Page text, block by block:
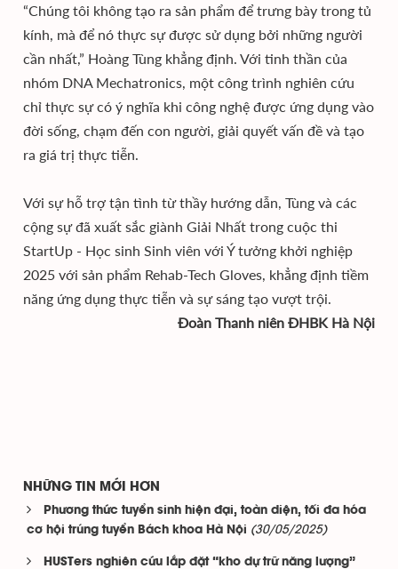
“Chúng tôi không tạo ra sản phẩm để trưng bày trong tủ
kính, mà để nó thực sự được sử dụng bởi những người
cần nhất,” Hoàng Tùng khẳng định. Với tinh thần của
nhóm DNA Mechatronics, một công trình nghiên cứu
chỉ thực sự có ý nghĩa khi công nghệ được ứng dụng vào
đời sống, chạm đến con người, giải quyết vấn đề và tạo
ra giá trị thực tiễn.
Với sự hỗ trợ tận tình từ thầy hướng dẫn, Tùng và các
cộng sự đã xuất sắc giành Giải Nhất trong cuộc thi
StartUp - Học sinh Sinh viên với Ý tưởng khởi nghiệp
2025 với sản phẩm Rehab-Tech Gloves, khẳng định tiềm
năng ứng dụng thực tiễn và sự sáng tạo vượt trội.
Đoàn Thanh niên ĐHBK Hà Nội
NHỮNG TIN MỚI HƠN
Phương thức tuyển sinh hiện đại, toàn diện, tối đa hóa
cơ hội trúng tuyển Bách khoa Hà Nội (30/05/2025)
HUSTers nghiên cứu lắp đặt “kho dự trữ năng lượng”